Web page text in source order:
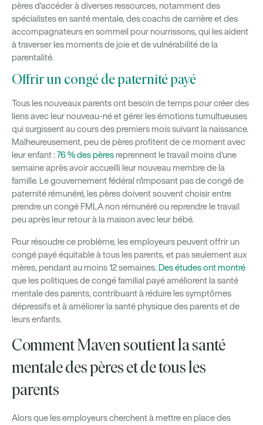
pères d'accéder à diverses ressources, notamment des
spécialistes en santé mentale, des coachs de carrière et des
accompagnateurs en sommeil pour nourrissons, qui les aident
à traverser les moments de joie et de vulnérabilité de la
parentalité.
Offrir un congé de paternité payé
Tous les nouveaux parents ont besoin de temps pour créer des
liens avec leur nouveau-né et gérer les émotions tumultueuses
qui surgissent au cours des premiers mois suivant la naissance.
Malheureusement, peu de pères profitent de ce moment avec
leur enfant :76 % des pères reprennent le travail moins d'une
semaine après avoir accueilli leur nouveau membre de la
famille. Le gouvernement fédéral n'imposant pas de congé de
paternité rémunéré, les pères doivent souvent choisir entre
prendre un congé FMLA non rémunéré ou reprendre le travail
peu après leur retour à la maison avec leur bébé.
Pour résoudre ce problème, les employeurs peuvent offrir un
congé payé équitable à tous les parents, et pas seulement aux
mères, pendant au moins 12 semaines. Des études ont montré
que les politiques de congé familial payé améliorent la santé
mentale des parents, contribuant à réduire les symptômes
dépressifs et à améliorer la santé physique des parents et de
leurs enfants.
Comment Maven soutient la santé
mentale des pères et de tous les
parents
Alors que les employeurs cherchent à mettre en place des